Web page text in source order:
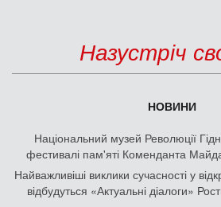
Назустріч
НОВИНИ
Національний музей Революції
фестивалі пам'яті Коменданта
Найважливіші виклики сучасності у
відбудуться «Актуальні діалоги»